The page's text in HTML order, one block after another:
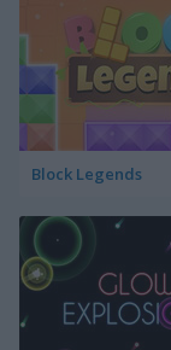
Block Legends